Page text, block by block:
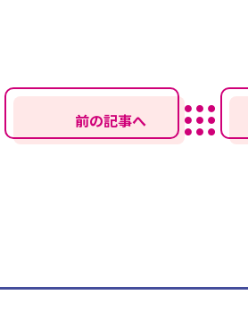
前の記事へ